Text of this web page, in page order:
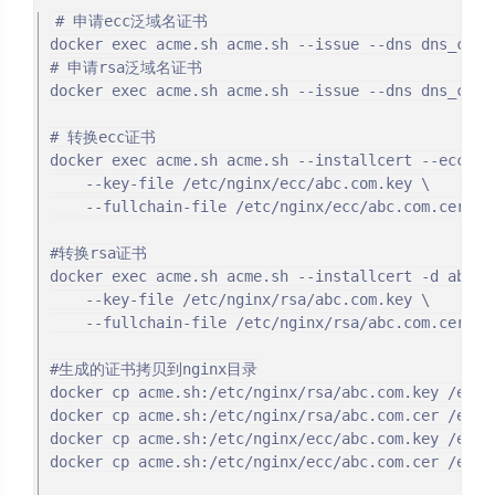
# 申请ecc泛域名证书
docker exec acme.sh acme.sh --issue --dns dns_cf
# 申请rsa泛域名证书
docker exec acme.sh acme.sh --issue --dns dns_cf
# 转换ecc证书
docker exec acme.sh acme.sh --installcert --ecc -d
    --key-file /etc/nginx/ecc/abc.com.key \
    --fullchain-file /etc/nginx/ecc/abc.com.cer
#转换rsa证书
docker exec acme.sh acme.sh --installcert -d
    --key-file /etc/nginx/rsa/abc.com.key \
    --fullchain-file /etc/nginx/rsa/abc.com.cer
#生成的证书拷贝到nginx目录
docker cp acme.sh:/etc/nginx/rsa/abc.com.key /
docker cp acme.sh:/etc/nginx/rsa/abc.com.cer /
docker cp acme.sh:/etc/nginx/ecc/abc.com.key /
docker cp acme.sh:/etc/nginx/ecc/abc.com.cer /